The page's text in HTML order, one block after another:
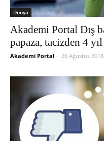
Dünya
Akademi Portal Dış
papaza, tacizden 4
Akademi Portal - 26 Ağustos 2018